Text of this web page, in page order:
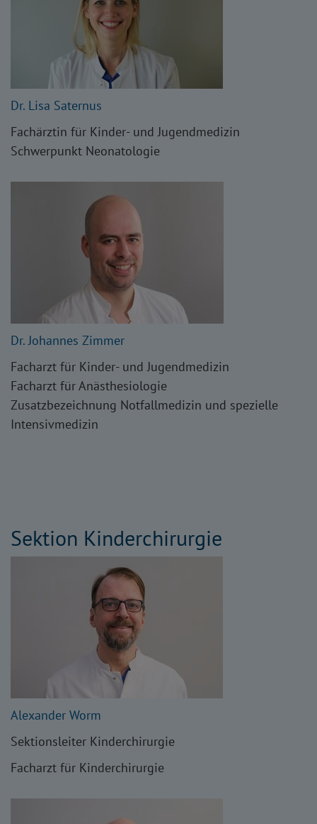
Dr. Lisa Saternus
Fachärztin für Kinder- und Jugendmedizin
Schwerpunkt Neonatologie
Dr. Johannes Zimmer
Facharzt für Kinder- und Jugendmedizin
Facharzt für Anästhesiologie
Zusatzbezeichnung Notfallmedizin und spezielle
Intensivmedizin
Sektion Kinderchirurgie
Alexander Worm
Sektionsleiter Kinderchirurgie
Facharzt für Kinderchirurgie